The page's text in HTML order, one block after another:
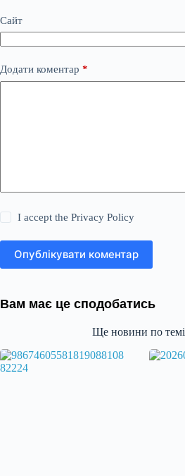
Сайт
Додати коментар *
I accept thePrivacy Policy
Опублікувати коментар
Вам має це сподобатись
Ще новини по темі